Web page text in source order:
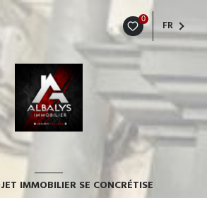
0 FR
IMMOBILIER SE CONCRÉTISE